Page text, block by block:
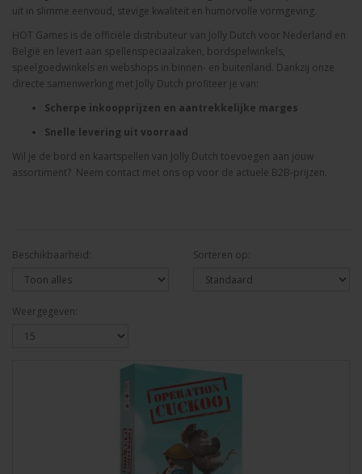
uit in slimme eenvoud, stevige kwaliteit en humorvolle vormgeving.
HOT Games is de officiële distributeur van Jolly Dutch voor Nederland en
België en levert aan spellenspeciaalzaken, bordspelwinkels,
speelgoedwinkels en webshops in binnen- en buitenland. Dankzij onze
directe samenwerking met Jolly Dutch profiteer je van:
Scherpe inkoopprijzen en aantrekkelijke marges
Snelle levering uit voorraad
Wil je de bord en kaartspellen van Jolly Dutch toevoegen aan jouw
assortiment? Neem contact met ons op voor de actuele B2B-prijzen.
Beschikbaarheid: Sorteren op:
Weergegeven: